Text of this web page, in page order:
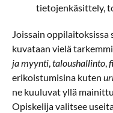
tietojenkäsittely,
Joissain
kuvataan vielä
ja myynti,taloushallinto,
erikoistumisina kuten
ne kuuluvat yllä
Opiskelija valitsee